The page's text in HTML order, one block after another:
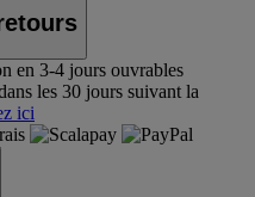
en 3-4 jours ouvrables
les 30 jours suivant la
ici